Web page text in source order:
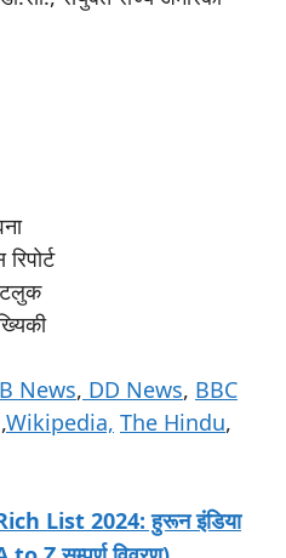
News, DD News, BBC
,Wikipedia, The Hindu,
List 2024: हुरून इंडिया